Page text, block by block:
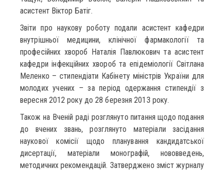
асистент Віктор Батіг.
Звіти про наукову роботу подали асистент кафедри
внутрішньої медицини, клінічної фармакології та
професійних хвороб Наталія Павлюкович та асистент
кафедри інфекційних хвороб та епідеміології Світлана
Меленко – стипендіати Кабінету міністрів України для
молодих учених – за період одержання стипендії з
вересня 2012 року до 28 березня 2013 року.
Також на Вченій раді розглянуто питання щодо подання
до вчених звань, розглянуто матеріали засідання
наукової комісії щодо планування кандидатської
дисертації, матеріали монографій, нововведень,
методичних рекомендацій. Затверджено зміст журналу